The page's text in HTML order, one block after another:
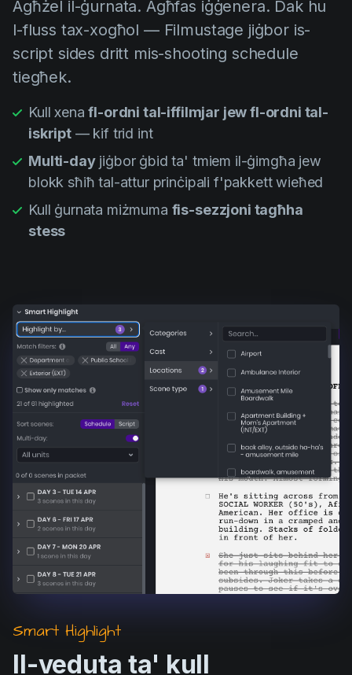
Agħżel il-ġurnata. Agħfas iġġenera. Dak hu
l-fluss tax-xogħol — Filmustage jiġbor is-
script sides dritt mis-shooting schedule
tiegħek.
Kull xenafl-ordni tal-iffilmjar jew fl-ordni tal-
iskript— kif trid int
Multi-dayjiġbor ġbid ta' tmiem il-ġimgħa jew
blokk sħiħ tal-attur prinċipali f'pakkett wieħed
Kull ġurnata miżmuma fis-sezzjoni tagħha
stess
Smart Highlight
Il-veduta ta' kull